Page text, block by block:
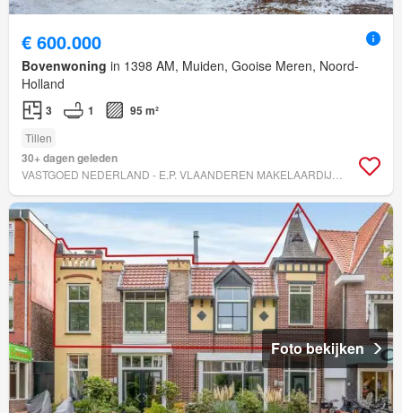
€ 600.000
Bovenwoning in 1398 AM, Muiden, Gooise Meren, Noord-
Holland
3 1 95 m²
Tillen
30+ dagen geleden
Foto bekijken